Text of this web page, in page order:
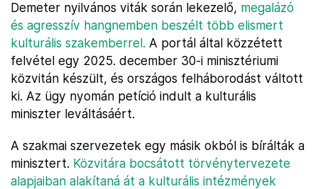
Demeter nyilvános viták során lekezelő, megalázó
és agresszív hangnemben beszélt több elismert
kulturális szakemberrel. A portál által közzétett
felvétel egy 2025. december 30-i minisztériumi
közvitán készült, és országos felháborodást váltott
ki. Az ügy nyomán petíció indult a kulturális
miniszter leváltásáért.
A szakmai szervezetek egy másik okból is bírálták a
minisztert. Közvitára bocsátott törvénytervezete
alapjaiban alakítaná át a kulturális intézmények